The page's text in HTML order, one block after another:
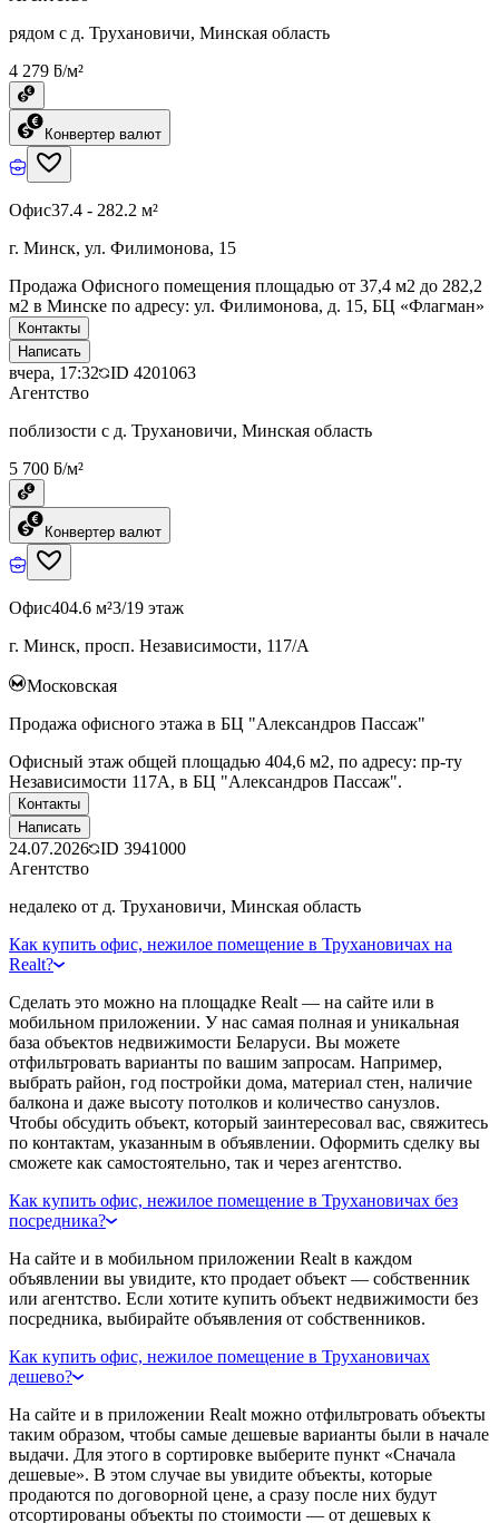
рядом с д. Трухановичи, Минская область
4 279 ƃ/м²
Конвертер валют
Офис37.4 - 282.2 м²
г. Минск, ул. Филимонова, 15
Продажа Офисного помещения площадью от 37,4 м2 до 282,2
м2 в Минске по адресу: ул. Филимонова, д. 15, БЦ «Флагман»
Контакты
Написать
вчера, 17:32 ID 4201063
Агентство
поблизости с д. Трухановичи, Минская область
5 700 ƃ/м²
Конвертер валют
Офис404.6 м²3/19 этаж
г. Минск, просп. Независимости, 117/А
Московская
Продажа офисного этажа в БЦ "Александров Пассаж"
Офисный этаж общей площадью 404,6 м2, по адресу: пр-ту
Независимости 117А, в БЦ "Александров Пассаж".
Контакты
Написать
24.07.2026 ID 3941000
Агентство
недалеко от д. Трухановичи, Минская область
Как купить офис, нежилое помещение в Трухановичах на
Realt?
Сделать это можно на площадке Realt — на сайте или в
мобильном приложении. У нас самая полная и уникальная
база объектов недвижимости Беларуси. Вы можете
отфильтровать варианты по вашим запросам. Например,
выбрать район, год постройки дома, материал стен, наличие
балкона и даже высоту потолков и количество санузлов.
Чтобы обсудить объект, который заинтересовал вас, свяжитесь
по контактам, указанным в объявлении. Оформить сделку вы
сможете как самостоятельно, так и через агентство.
Как купить офис, нежилое помещение в Трухановичах без
посредника?
На сайте и в мобильном приложении Realt в каждом
объявлении вы увидите, кто продает объект — собственник
или агентство. Если хотите купить объект недвижимости без
посредника, выбирайте объявления от собственников.
Как купить офис, нежилое помещение в Трухановичах
дешево?
На сайте и в приложении Realt можно отфильтровать объекты
таким образом, чтобы самые дешевые варианты были в начале
выдачи. Для этого в сортировке выберите пункт «Сначала
дешевые». В этом случае вы увидите объекты, которые
продаются по договорной цене, а сразу после них будут
отсортированы объекты по стоимости — от дешевых к